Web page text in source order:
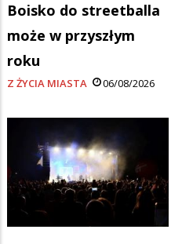
Boisko do streetballa
może w przyszłym
roku
Z ŻYCIA MIASTA 06/08/2026